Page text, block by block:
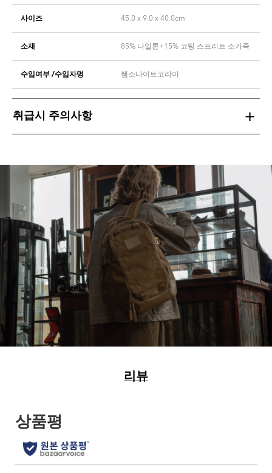
사이즈 45.0 x 9.0 x 40.0cm
소재 85% 나일론+15% 코팅 스프리트 소가죽
수입여부 /수입자명 쌤소나이트코리아
취급시 주의사항
리뷰